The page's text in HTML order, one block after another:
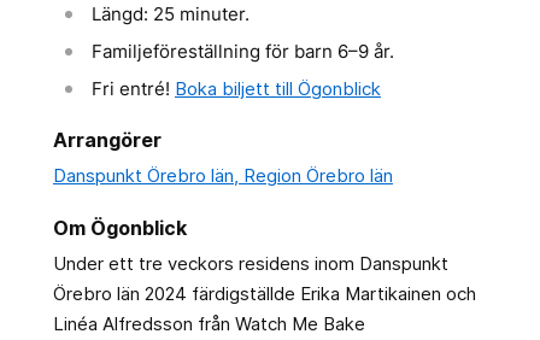
Längd: 25 minuter.
Familjeföreställning för barn 6–9 år.
Fri entré! Boka biljett till Ögonblick
Arrangörer
Danspunkt Örebro län, Region Örebro län
Om Ögonblick
Under ett tre veckors residens inom Danspunkt
Örebro län 2024 färdigställde Erika Martikainen och
Linéa Alfredsson från Watch Me Bake